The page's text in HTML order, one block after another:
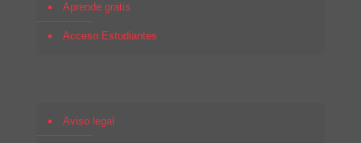
Aprende gratis
Acceso Estudiantes
Aviso legal